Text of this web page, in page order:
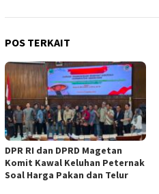
POS TERKAIT
DPR RI dan DPRD Magetan
Komit Kawal Keluhan Peternak
Soal Harga Pakan dan Telur